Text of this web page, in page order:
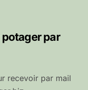
par
recevoir par mail